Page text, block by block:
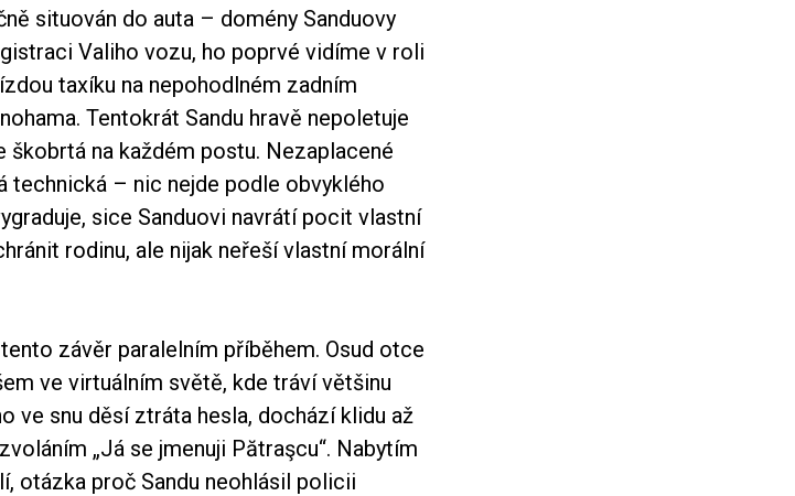
situován do auta – domény Sanduovy
Valiho vozu, ho poprvé vidíme v roli
taxíku na nepohodlném zadním
Tentokrát Sandu hravě nepoletuje
na každém postu. Nezaplacené
technická – nic nejde podle obvyklého
sice Sanduovi navrátí pocit vlastní
rodinu, ale nijak neřeší vlastní morální
závěr paralelním příběhem. Osud otce
ve virtuálním světě, kde tráví většinu
ve snu děsí ztráta hesla, dochází klidu až
„Já se jmenuji Pătraşcu“. Nabytím
otázka proč Sandu neohlásil policii